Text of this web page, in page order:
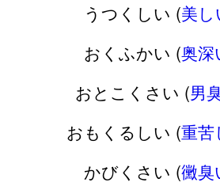
うつくしい (美し
おくふかい (奥深
おとこくさい (男
おもくるしい (重苦
かびくさい (黴臭